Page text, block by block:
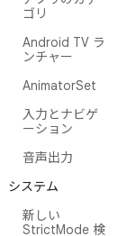
ゴリ
Android TV ラ
ンチャー
AnimatorSet
入力とナビゲ
ーション
音声出力
システム
新しい
StrictMode 検